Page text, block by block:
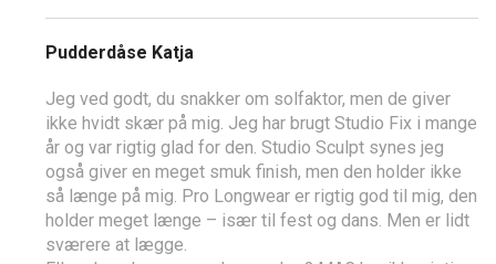
Pudderdåse Katja
Jeg ved godt, du snakker om solfaktor, men de giver
ikke hvidt skær på mig. Jeg har brugt Studio Fix i mange
år og var rigtig glad for den. Studio Sculpt synes jeg
også giver en meget smuk finish, men den holder ikke
så længe på mig. Pro Longwear er rigtig god til mig, den
holder meget længe – især til fest og dans. Men er lidt
sværere at lægge.